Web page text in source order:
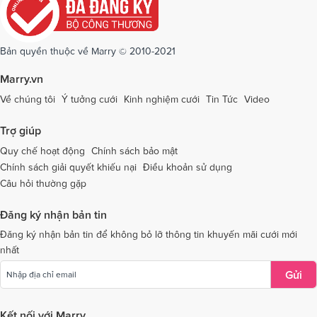
Dịch vụ cưới tại Quảng Ninh
Dịch vụ cưới tại Sóc Trăng Dịch vụ cưới tại Sơn La
Dịch vụ cưới tại Thái Bình Dịch vụ cưới tại Thanh Hóa
Dịch vụ cưới tại Thừa Thiên - Huế
Dịch vụ cưới tại An Giang Dịch vụ cưới tại Trà Vinh
Dịch vụ cưới tại Tuyên Quang
Dịch vụ cưới tại Bà Rịa - Vũng TàuDịch vụ cưới tại Bắc Giang
Dịch vụ cưới tại Bắc Kạn
Bản quyền thuộc về Marry © 2010-2021
Marry.vn
Về chúng tôi Ý tưởng cưới Kinh nghiệm cưới Tin Tức Video
Trợ giúp
Quy chế hoạt động
Chính sách bảo mật
Chính sách giải quyết khiếu nại Điều khoản sử dụng
Câu hỏi thường gặp
Đăng ký nhận bản tin
Đăng ký nhận bản tin để không bỏ lỡ thông tin khuyến mãi cưới mới
nhất
Gửi